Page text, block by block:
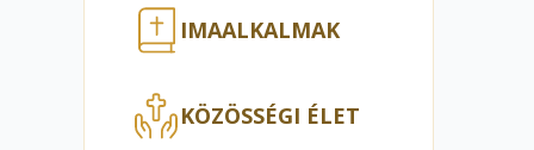
IMAALKALMAK
KÖZÖSSÉGI ÉLET